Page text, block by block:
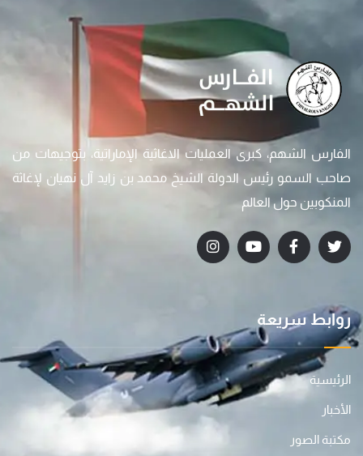
الفارس الشهم، كبرى العمليات الاغاثية الإماراتية، بتوجيهات من
صاحب السمو رئيس الدولة الشيخ محمد بن زايد آل نهيان لإغاثة
المنكوبين حول العالم
روابط سريعة
الرئيسية
الأخبار
مكتبة الصور